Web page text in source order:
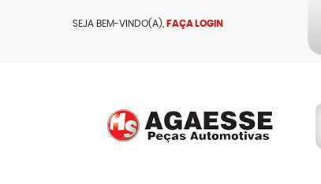
SEJA BEM-VINDO(A), FAÇA LOGIN